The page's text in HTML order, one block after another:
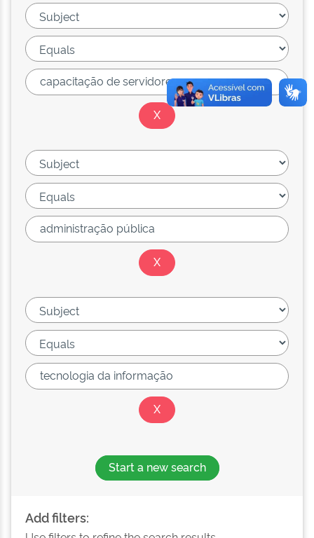
Start a new search
Add filters: